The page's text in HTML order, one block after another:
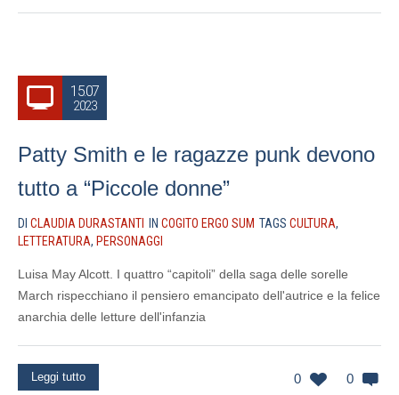
15.07
2023
Patty Smith e le ragazze punk devono
tutto a “Piccole donne”
DI CLAUDIA DURASTANTI IN COGITO ERGO SUM TAGS CULTURA,
LETTERATURA, PERSONAGGI
Luisa May Alcott. I quattro “capitoli” della saga delle sorelle
March rispecchiano il pensiero emancipato dell'autrice e la felice
anarchia delle letture dell'infanzia
0 0
Leggi tutto